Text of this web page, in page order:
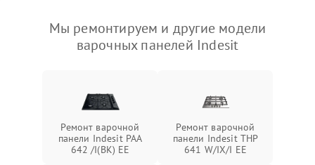
Мы ремонтируем и другие модели
варочных панелей Indesit
Ремонт варочной
панели Indesit PAA
642 /I(BK) EE
Ремонт варочной
панели Indesit THP
641 W/IX/I EE